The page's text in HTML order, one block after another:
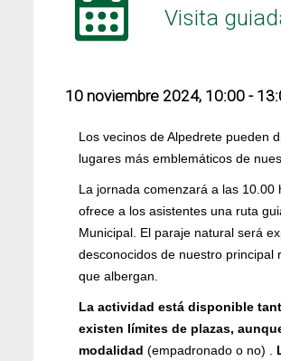
Visita
10 noviembre 2024, 10:00 -
Los vecinos de Alpedrete pueden
lugares más emblemáticos de
La jornada comenzará a las
ofrece a los asistentes una ruta
Municipal. El paraje natural será
desconocidos de nuestro
que albergan.
La actividad está disponible
existen límites de plazas,
modalidad (empadronado o no) .